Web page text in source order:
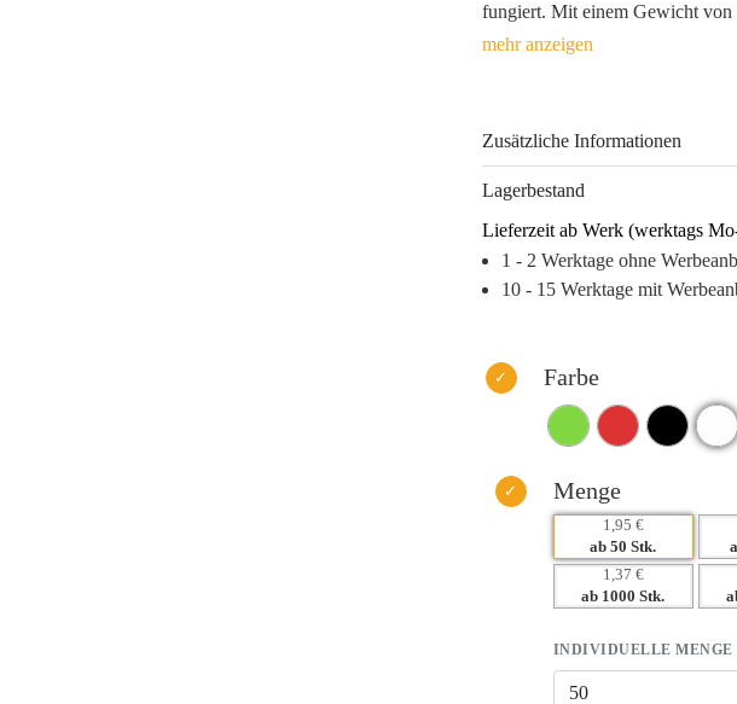
fungiert. Mit einem Gewicht von
Panels und verstellbarem
Mit einer strategischen
Beschenkten im Alltag. Junge
nur positiv, sondern nutzen die
Erinnerung bleibt.
– Praktischer Nutzen, der den
– Hochwertige Verarbeitung für
– Langlebigkeit sorgt für
Zusätzliche Informationen
Lagerbestand
Lieferzeit ab Werk (werktags
1 - 2 Werktage ohne
10 - 15 Werktage mit
Farbe
Menge
1,95 €
ab 50 Stk.
1,37 €
ab 1000 Stk.
INDIVIDUELLE MENGE